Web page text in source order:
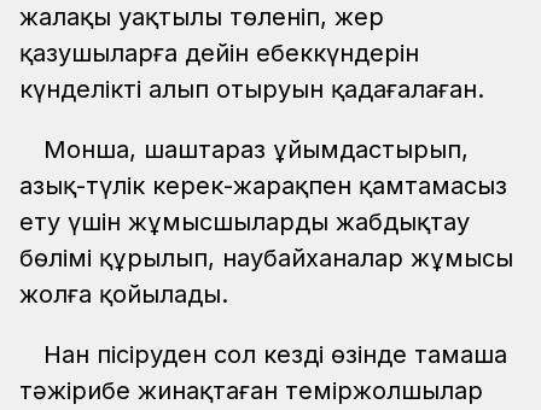
жалақы уақтылы төленіп, жер
қазушыларға дейін еңбеккүндерін
күнделікті алып отыруын қадағалаған.
Монша, шаштараз ұйымдастырып,
азық-түлік керек-жарақпен қамтамасыз
ету үшін жұмысшыларды жабдықтау
бөлімі құрылып, наубайханалар жұмысы
жолға қойылады.
Нан пісіруден сол кездің өзінде тамаша
тәжірибе жинақтаған теміржолшылар